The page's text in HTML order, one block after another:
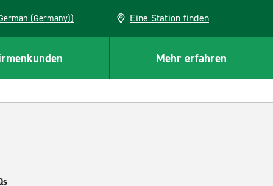
(German (Germany)) Eine Station finden
Mehr erfahren